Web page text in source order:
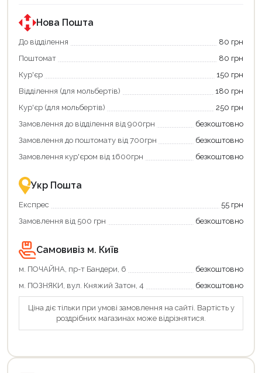
державною
програмою
єКнига.
Використовуйте
карту
щоб
зекономити
та
отримати
переваги!
картою
єКнига
–
зручно
та
державною
програмою
«Національний
кешбек».
покупку
«Національний
кешбек»
та
отримуйте
повернення
Економте
більше
разом
державною
підтримкою!
Нова Пошта
До відділення
80 грн
Поштомат
80 грн
Кур'єр
150 грн
Відділення (для мольбертів)
180 грн
Кур'єр (для мольбертів)
250 грн
Замовлення до відділення від 900грн
безкоштовно
Замовлення до поштомату від 700грн
безкоштовно
Замовлення кур'єром від 1600грн
безкоштовно
Укр Пошта
Експрес
55 грн
Замовлення від 500 грн
безкоштовно
Самовивіз м. Київ
м. ПОЧАЙНА, пр-т Бандери, 6
безкоштовно
м. ПОЗНЯКИ, вул. Княжий Затон, 4
безкоштовно
Ціна діє тільки при умові замовлення на сайті. Вартість у
роздрібних магазинах може відрізнятися.
Продовжити покупки
Оформити замовлення